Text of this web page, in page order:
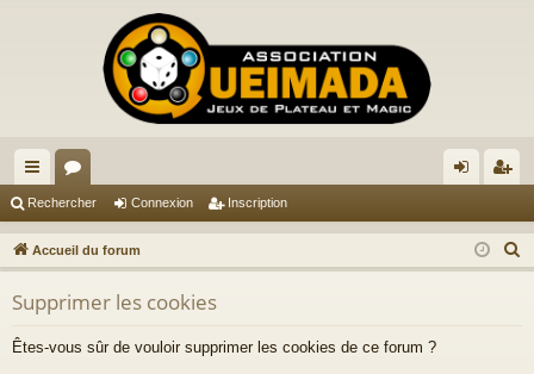
ac
co
ur
ci
s
or
u
m
s
ne
xi
cri
pti
Rechercher Connexion Inscription
Accueil du forum
e
Supprimer les cookies
Êtes-vous sûr de vouloir supprimer les cookies de ce forum ?